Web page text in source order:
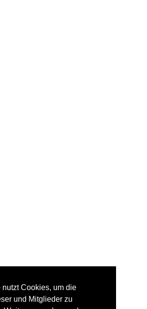
nutzt Cookies, um die
und Mitglieder zu